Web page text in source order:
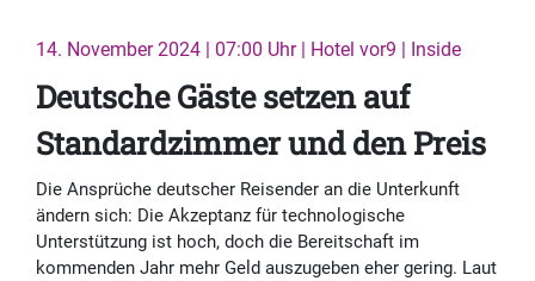
14. November 2024 | 07:00 Uhr | Hotel vor9 | Inside
Deutsche Gäste setzen auf
Standardzimmer und den Preis
Die Ansprüche deutscher Reisender an die Unterkunft
ändern sich: Die Akzeptanz für technologische
Unterstützung ist hoch, doch die Bereitschaft im
kommenden Jahr mehr Geld auszugeben eher gering. Laut